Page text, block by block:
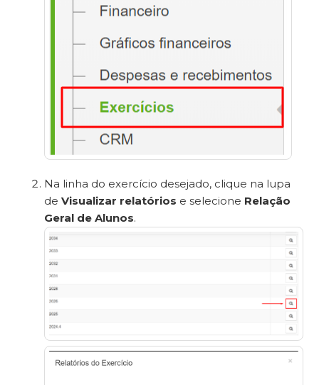
Na linha do exercício desejado, clique na lupa
deVisualizar relatórios e selecione Relação
Geral de Alunos.